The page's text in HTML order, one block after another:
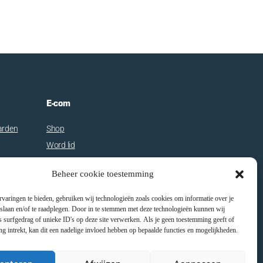
Beheer cookie toestemming
te bieden, gebruiken wij technologieën zoals cookies om informatie over je
en/of te raadplegen. Door in te stemmen met deze technologieën kunnen wij
surfgedrag of unieke ID's op deze site verwerken. Als je geen toestemming geeft of
intrekt, kan dit een nadelige invloed hebben op bepaalde functies en mogelijkheden.
E-com
Shop
Word lid
Dagpas/rittenkaart